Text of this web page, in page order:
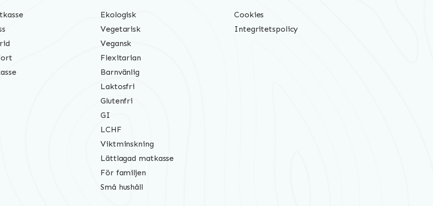
Ekologisk
Vegetarisk
Vegansk
Flexitarian
Barnvänlig
Laktosfri
Glutenfri
GI
LCHF
Viktminskning
Lättlagad matkasse
För familjen
Små hushåll
Cookies
Integritetspolicy